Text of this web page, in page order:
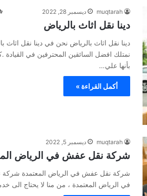
muqtarah ديسمبر 28, 2022
دينا نقل اثاث بالرياض
دينا نقل اثاث بالرياض نحن في دينا نقل اثاث
نمتلك افضل السائقين المحترفين في القيادة
بأنها علي…
أكمل القراءة »
muqtarah ديسمبر 5, 2022
شركة نقل عفش في الرياض
شركة نقل عفش في الرياض المعتمدة
في الرياض المعتمدة ، من منا لا يحتاج الى